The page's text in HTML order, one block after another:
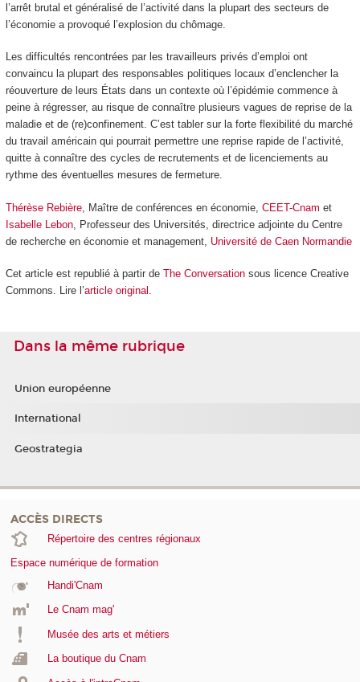
l’arrêt brutal et généralisé de l’activité dans la plupart des secteurs de
l’économie a provoqué l’explosion du chômage.
Les difficultés rencontrées par les travailleurs privés d’emploi ont
convaincu la plupart des responsables politiques locaux d’enclencher la
réouverture de leurs États dans un contexte où l’épidémie commence à
peine à régresser, au risque de connaître plusieurs vagues de reprise de la
maladie et de (re)confinement. C’est tabler sur la forte flexibilité du marché
du travail américain qui pourrait permettre une reprise rapide de l’activité,
quitte à connaître des cycles de recrutements et de licenciements au
rythme des éventuelles mesures de fermeture.
Thérèse Rebière, Maître de conférences en économie, CEET-Cnam et
Isabelle Lebon, Professeur des Universités, directrice adjointe du Centre
de recherche en économie et management, Université de Caen Normandie
Cet article est republié à partir de The Conversationsous licence Creative
Commons. Lire l’article original .
Dans la même rubrique
Union européenne
International
Geostrategia
ACCÈS DIRECTS
Répertoire des centres régionaux
Espace numérique de formation
Handi'Cnam
Le Cnam mag'
Musée des arts et métiers
La boutique du Cnam